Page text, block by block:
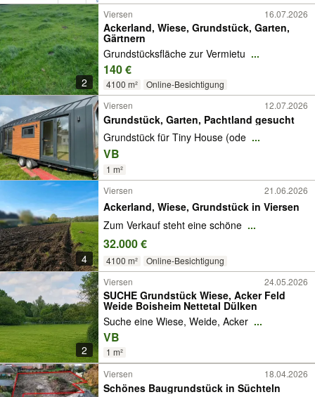
2
Viersen 16.07.2026
Ackerland, Wiese, Grundstück, Garten,
Gärtnern
Grundstücksfläche zur Vermietu ...
140 €
4100 m²
Online-Besichtigung
Viersen
12.07.2026
Grundstück, Garten, Pachtland gesucht
Grundstück für Tiny House (ode ...
VB
1 m²
4
Viersen 21.06.2026
Ackerland, Wiese, Grundstück in Viersen
Zum Verkauf steht eine schöne ...
32.000 €
4100 m² Online-Besichtigung
2
Viersen 24.05.2026
SUCHE Grundstück Wiese, Acker Feld
Weide Boisheim Nettetal Dülken
Suche eine Wiese, Weide, Acker ...
VB
1 m²
Viersen 18.04.2026
Schönes Baugrundstück in Süchteln